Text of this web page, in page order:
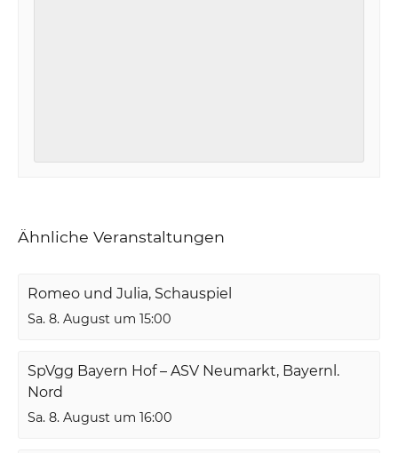
Ähnliche Veranstaltungen
Romeo und Julia, Schauspiel
Sa. 8. August um 15:00
SpVgg Bayern Hof – ASV Neumarkt, Bayernl.
Nord
Sa. 8. August um 16:00